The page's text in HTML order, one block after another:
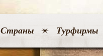
Страны Турфирмы